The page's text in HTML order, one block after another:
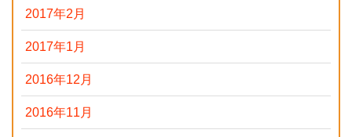
2017年2月
2017年1月
2016年12月
2016年11月